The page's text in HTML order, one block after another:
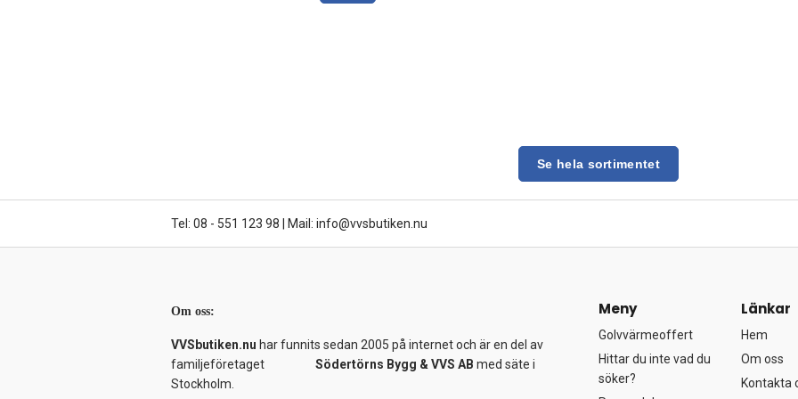
Se hela sortimentet
Tel: 08 - 551 123 98 Mail: info@vvsbutiken.nu
Om oss:
VVSbutiken.nu har funnits sedan 2005 på internet och är en del av
familjeföretaget Södertörns Bygg & VVS AB med säte i
Stockholm.
Meny
Golvvärmeoffert
Hittar du inte vad du
söker?
Länkar
Hem
Om oss
Kontakta